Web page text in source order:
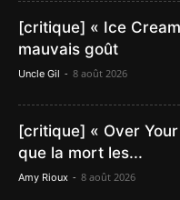
[critique] « Ice
mauvais goût
Uncle Gil - 8 août 2026
[critique] « Over
que la mort les...
Amy Rioux - 8 août 2026